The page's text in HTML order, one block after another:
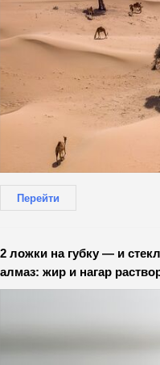
Перейти
2 ложки на губку — и
алмаз: жир и нагар